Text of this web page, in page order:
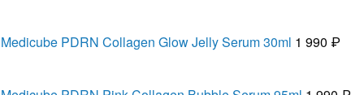
Medicube PDRN Collagen Glow Jelly Serum 30ml 1 990 ₽